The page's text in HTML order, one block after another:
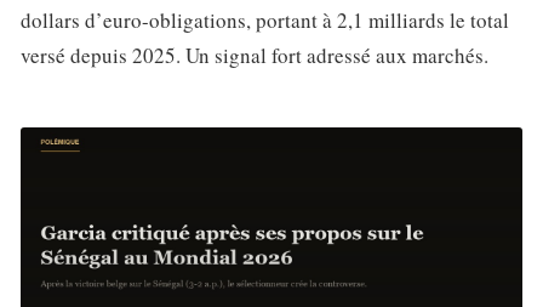
dollars d’euro-obligations, portant à 2,1 milliards le total
versé depuis 2025. Un signal fort adressé aux marchés.